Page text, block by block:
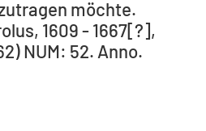
möchte.
1609 - 1667[?],
NUM: 52. Anno.